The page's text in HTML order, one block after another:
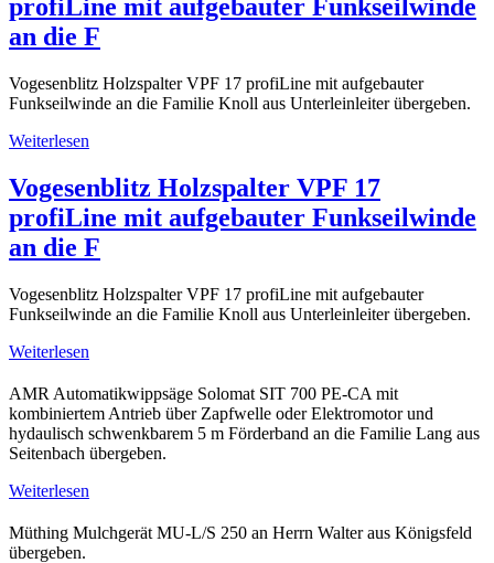
profiLine mit aufgebauter Funkseilwinde
an die F
Vogesenblitz Holzspalter VPF 17 profiLine mit aufgebauter
Funkseilwinde an die Familie Knoll aus Unterleinleiter übergeben.
Weiterlesen
Vogesenblitz Holzspalter VPF 17
profiLine mit aufgebauter Funkseilwinde
an die F
Vogesenblitz Holzspalter VPF 17 profiLine mit aufgebauter
Funkseilwinde an die Familie Knoll aus Unterleinleiter übergeben.
Weiterlesen
AMR Automatikwippsäge Solomat SIT 700 PE-CA mit
kombiniertem Antrieb über Zapfwelle oder Elektromotor und
hydaulisch schwenkbarem 5 m Förderband an die Familie Lang aus
Seitenbach übergeben.
Weiterlesen
Müthing Mulchgerät MU-L/S 250 an Herrn Walter aus Königsfeld
übergeben.